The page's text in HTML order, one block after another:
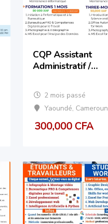
CQP Assistant
Administratif /
Assistant CQP
2 mois passé
Yaoundé, Cameroun
300,000 CFA